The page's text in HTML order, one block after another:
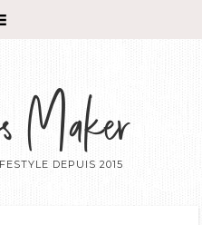
Maker
DEPUIS 2015